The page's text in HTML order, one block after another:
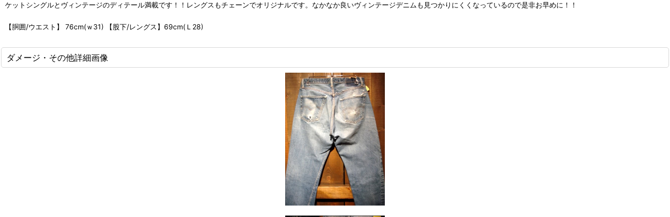
ケットシングルとヴィンテージのディテール満載です！！レングスもチェーンでオリジナルです。なかなか良いヴィンテージデニムも見つかりにくくなっているので是非お早めに！！
【胴囲/ウエスト】 76cm(ｗ31) 【股下/レングス】69cm(Ｌ28)
ダメージ・その他詳細画像